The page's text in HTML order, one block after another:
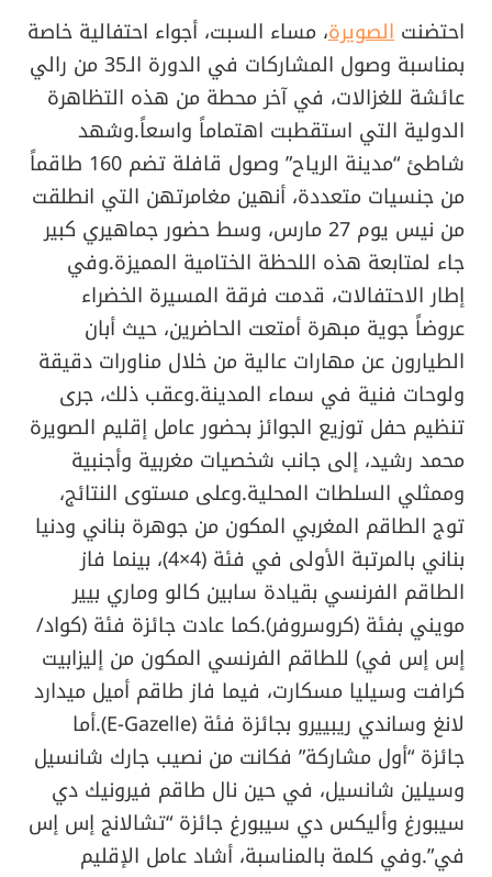
احتضنت الصويرة، مساء السبت، أجواء احتفالية خاصة
بمناسبة وصول المشاركات في الدورة الـ35 من رالي
عائشة للغزالات، في آخر محطة من هذه التظاهرة
الدولية التي استقطبت اهتماماً واسعاً.وشهد
شاطئ “مدينة الرياح” وصول قافلة تضم 160 طاقماً
من جنسيات متعددة، أنهين مغامرتهن التي انطلقت
من نيس يوم 27 مارس، وسط حضور جماهيري كبير
جاء لمتابعة هذه اللحظة الختامية المميزة.وفي
إطار الاحتفالات، قدمت فرقة المسيرة الخضراء
عروضاً جوية مبهرة أمتعت الحاضرين، حيث أبان
الطيارون عن مهارات عالية من خلال مناورات دقيقة
ولوحات فنية في سماء المدينة.وعقب ذلك، جرى
تنظيم حفل توزيع الجوائز بحضور عامل إقليم الصويرة
محمد رشيد، إلى جانب شخصيات مغربية وأجنبية
وممثلي السلطات المحلية.وعلى مستوى النتائج،
توج الطاقم المغربي المكون من جوهرة بناني ودنيا
بناني بالمرتبة الأولى في فئة (4×4)، بينما فاز
الطاقم الفرنسي بقيادة سابين كالو وماري بيير
مويني بفئة (كروسروفر).كما عادت جائزة فئة (كواد/
إس إس في) للطاقم الفرنسي المكون من إليزابيت
كرافت وسيليا مسكارت، فيما فاز طاقم أميل ميدارد
لانغ وساندي ريبييرو بجائزة فئة (E-Gazelle).أما
جائزة “أول مشاركة” فكانت من نصيب جارك شانسيل
وسيلين شانسيل، في حين نال طاقم فيرونيك دي
سيبورغ وأليكس دي سيبورغ جائزة “تشالانج إس إس
في”.وفي كلمة بالمناسبة، أشاد عامل الإقليم